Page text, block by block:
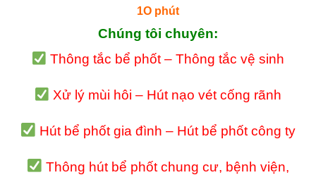
1O phút
Chúng tôi chuyên:
Thông tắc bể phốt – Thông tắc vệ sinh
Xử lý mùi hôi – Hút nạo vét cống rãnh
Hút bể phốt gia đình – Hút bể phốt công ty
Thông hút bể phốt chung cư, bệnh viện,